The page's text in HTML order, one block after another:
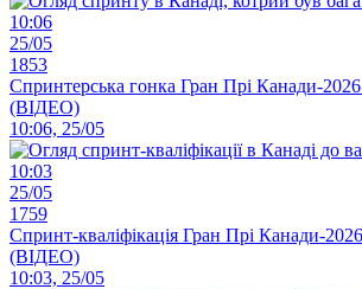
10:06
25/05
1853
Спринтерська гонка Гран Прі Канади-
(ВІДЕО)
10:06, 25/05
10:03
25/05
1759
Спринт-кваліфікація Гран Прі Канади-
(ВІДЕО)
10:03, 25/05